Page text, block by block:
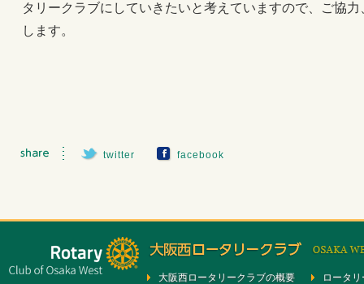
タリークラブにしていきたいと考えていますので、ご協
します。
twitter facebook
大阪西ロータリークラブの概要 ロータ